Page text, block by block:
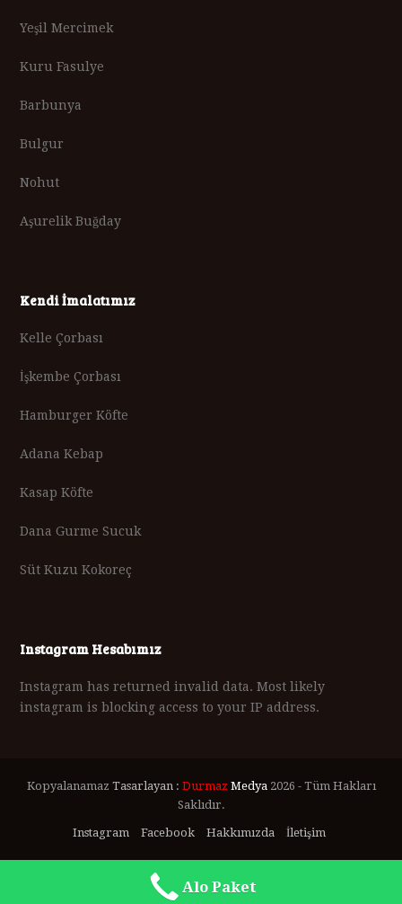
Yeşil Mercimek
Kuru Fasulye
Barbunya
Bulgur
Nohut
Aşurelik Buğday
Kendi İmalatımız
Kelle Çorbası
İşkembe Çorbası
Hamburger Köfte
Adana Kebap
Kasap Köfte
Dana Gurme Sucuk
Süt Kuzu Kokoreç
Instagram Hesabımız
Instagram has returned invalid data. Most likely
instagram is blocking access to your IP address.
Kopyalanamaz Tasarlayan : Durmaz Medya2026 - Tüm Hakları
Saklıdır.
Instagram Facebook Hakkımızda İletişim
Alo Paket